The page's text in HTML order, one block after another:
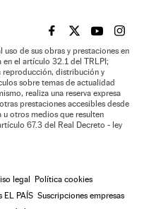
EL PAÍS BRASIL EN
EL PAÍSEL PAÍS
EL
uso de sus obras y prestaciones en
en el artículo 32.1 del TRLPI;
reproducción, distribución y
sobre temas de actualidad
realiza una reserva expresa
prestaciones accesibles desde
otros medios que resulten
67.3 del Real Decreto - ley
legal
Política cookies
EL PAÍS Suscripciones empresas